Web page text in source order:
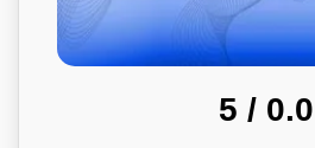
0.0
/ 5